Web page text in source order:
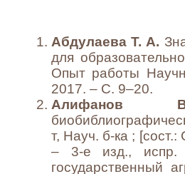
Абдулаева Т. А.
для
Опыт работы
2017. – С. 9–20.
Алифанов
т, Науч. б-ка ;
– 3-е изд.,
государственный